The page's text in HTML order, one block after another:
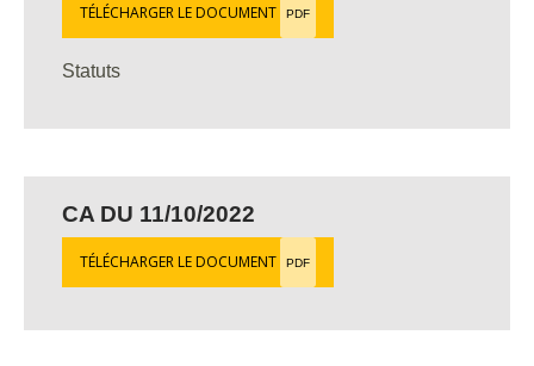
TÉLÉCHARGER LE DOCUMENT PDF
Statuts
CA DU 11/10/2022
TÉLÉCHARGER LE DOCUMENT PDF